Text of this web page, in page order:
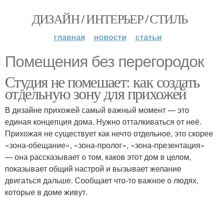
ДИЗАЙН / ИНТЕРЬЕР / СТИЛЬ
главная новости статьи
Помещения без перегородок
Студия не помешает: как создать
отдельную зону для прихожей
В дизайне прихожей самый важный момент — это
единая концепция дома. Нужно отталкиваться от неё.
Прихожая не существует как нечто отдельное, это скорее
«зона-обещание», «зона-пролог», «зона-презентация»
— она рассказывает о том, каков этот дом в целом,
показывает общий настрой и вызывает желание
двигаться дальше. Сообщает что-то важное о людях,
которые в доме живут.